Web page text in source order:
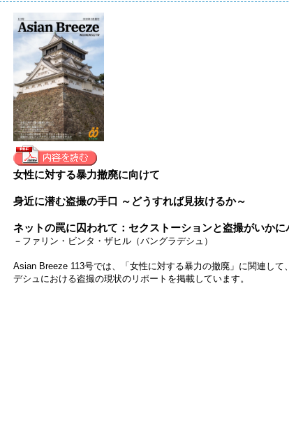
女性に対する暴力撤廃に向けて
身近に潜む盗撮の手口 ～どうすれば見抜けるか～
ネットの罠に囚われて：セクストーションと盗撮がいか
－ファリン・ビンタ・ザヒル（バングラデシュ）
Asian Breeze 113号では、「女性に対する暴力の撤廃」に関連して
デシュにおける盗撮の現状のリポートを掲載しています。